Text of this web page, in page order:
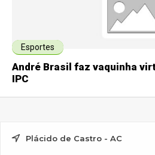
Esportes
André Brasil faz vaquinha
IPC
Plácido de Castro - AC